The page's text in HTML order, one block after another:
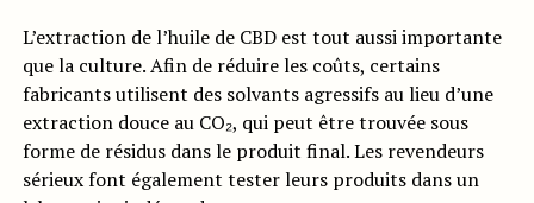
L’extraction de l’huile de CBD est tout aussi importante
que la culture. Afin de réduire les coûts, certains
fabricants utilisent des solvants agressifs au lieu d’une
extraction douce au CO₂, qui peut être trouvée sous
forme de résidus dans le produit final. Les revendeurs
sérieux font également tester leurs produits dans un